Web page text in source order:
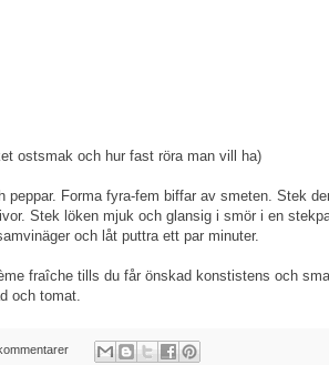
ostsmak och hur fast röra man vill ha)
Forma fyra-fem biffar av smeten. Stek
Stek löken mjuk och glansig i smör i en
och låt puttra ett par minuter.
fraîche tills du får önskad konstistens och
och tomat.